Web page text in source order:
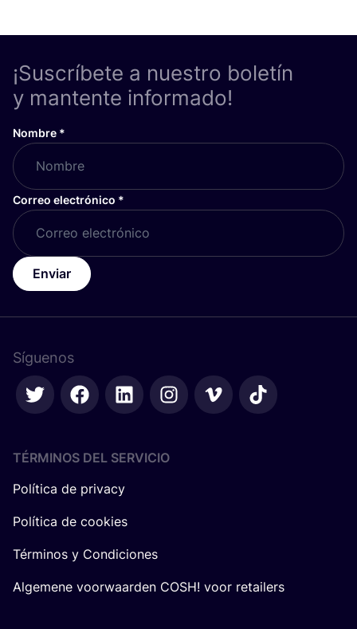
¡Suscríbete a nuestro boletín
y mantente informado!
Nombre *
Correo electrónico *
Enviar
Síguenos
TÉRMINOS DEL SERVICIO
Política de privacy
Política de cookies
Términos y Condiciones
Algemene voorwaarden COSH! voor retailers